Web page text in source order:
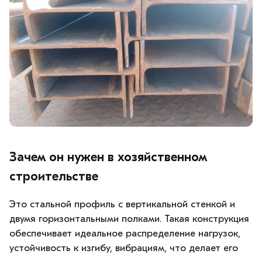
Зачем он нужен в хозяйственном
строительстве
Это стальной профиль с вертикальной стенкой и
двумя горизонтальными полками. Такая конструкция
обеспечивает идеальное распределение нагрузок,
устойчивость к изгибу, вибрациям, что делает его